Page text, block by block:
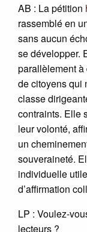
AB : La pétition
rassemblé en
sans aucun
se développer.
parallèlement à
de citoyens qui
classe
contraints. Elle
leur volonté,
un
souveraineté.
individuelle
d’affirmation
LP : Voulez-
lecteurs ?